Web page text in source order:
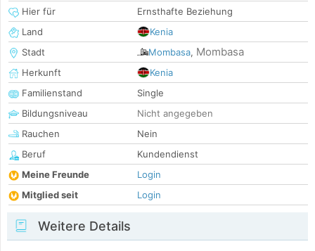
Hier für
Ernsthafte Beziehung
Land
Kenia
Stadt
Mombasa, Mombasa
Herkunft
Kenia
Familienstand
Single
Bildungsniveau
Nicht angegeben
Rauchen
Nein
Beruf
Kundendienst
Meine Freunde
Login
Mitglied seit
Login
Weitere Details